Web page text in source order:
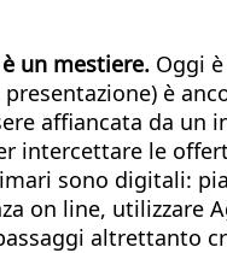
un mestiere. Oggi
è
affiancata da un
intercettare le
sono digitali:
on line,
altrettanto